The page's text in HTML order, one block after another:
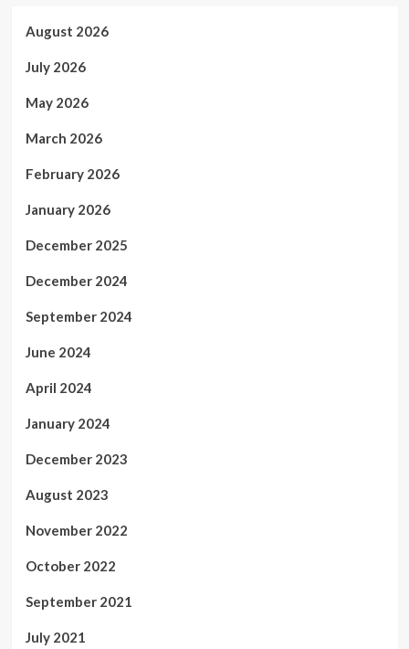
August 2026
July 2026
May 2026
March 2026
February 2026
January 2026
December 2025
December 2024
September 2024
June 2024
April 2024
January 2024
December 2023
August 2023
November 2022
October 2022
September 2021
July 2021